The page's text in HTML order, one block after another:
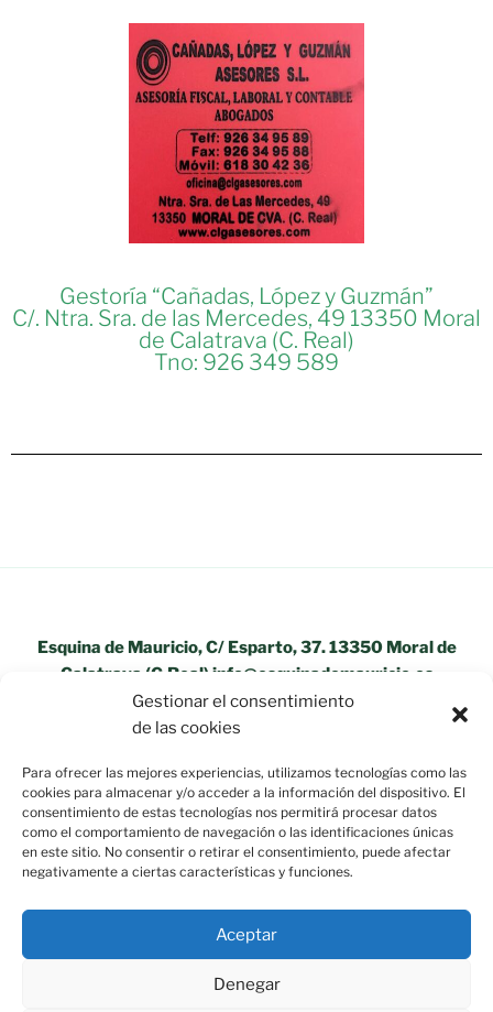
Gestionar el consentimiento
de las cookies
Para ofrecer las mejores experiencias, utilizamos tecnologías como las
cookies para almacenar y/o acceder a la información del dispositivo. El
consentimiento de estas tecnologías nos permitirá procesar datos
como el comportamiento de navegación o las identificaciones únicas
en este sitio. No consentir o retirar el consentimiento, puede afectar
negativamente a ciertas características y funciones.
Aceptar
Denegar
Gestoría “Cañadas, López y Guzmán”
C/. Ntra. Sra. de las Mercedes, 49 13350 Moral
de Calatrava (C. Real)
Tno: 926 349 589
Esquina de Mauricio, C/ Esparto, 37. 13350 Moral de
Calatrava (C.Real) info@esquinademauricio.es
«Aviso Legal»